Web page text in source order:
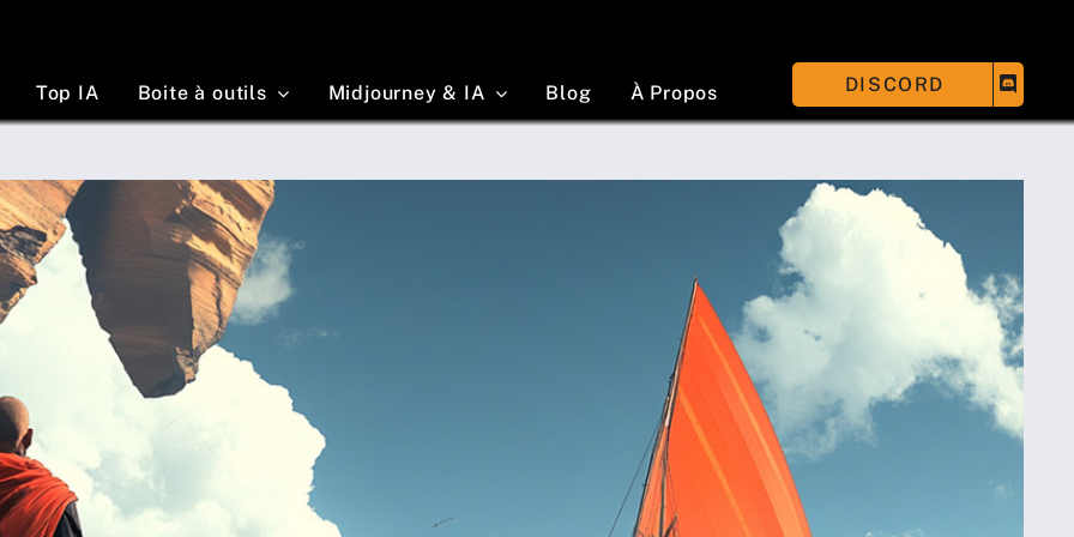
Top IA Boite à outils Midjourney & IA Blog À Propos DISCORD